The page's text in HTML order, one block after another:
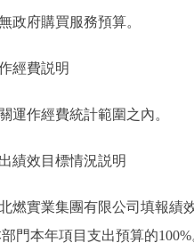
府購買服務預算。
費説明
作經費統計範圍之內。
效目標情況説明
實業集團有限公司填報績效
門本年項目支出預算的